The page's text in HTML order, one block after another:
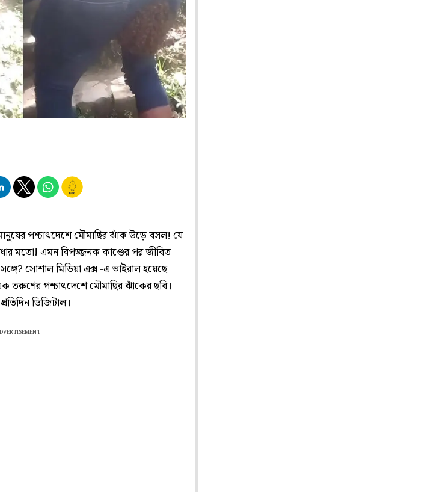
পশ্চাৎদেশে মৌমাছির ঝাঁক উড়ে বসল! যে
মতো! এমন বিপজ্জনক কাণ্ডের পর জীবিত
সোশাল মিডিয়া এক্স -এ ভাইরাল হয়েছে
তরুণের পশ্চাৎদেশে মৌমাছির ঝাঁকের ছবি।
ডিজিটাল।